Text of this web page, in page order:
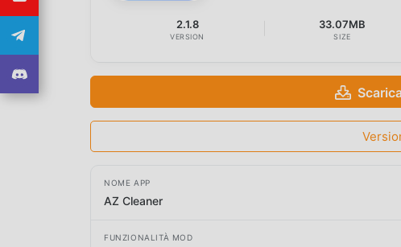
2.1.8
VERSION
33.07MB
SIZE
NOME APP
AZ Cleaner
FUNZIONALITÀ MOD